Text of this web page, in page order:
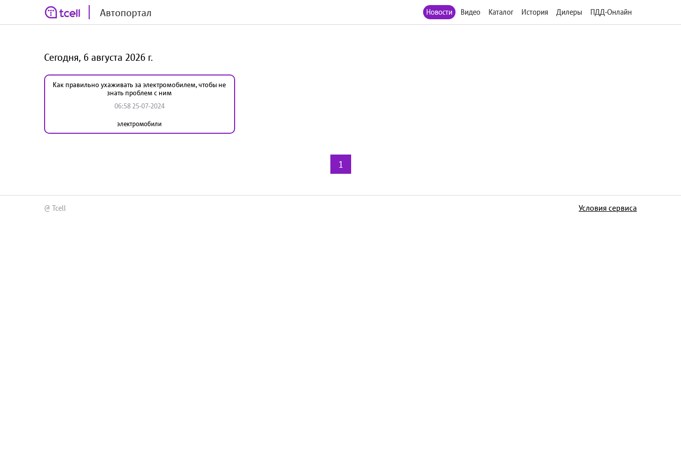
Автопортал Новости Видео Каталог История Дилеры ПДД-Онлайн
Сегодня, 6 августа 2026 г.
Как правильно ухаживать за электромобилем, чтобы не
знать проблем с ним
06:58 25-07-2024
электромобили
1
@ Tcell Условия сервиса